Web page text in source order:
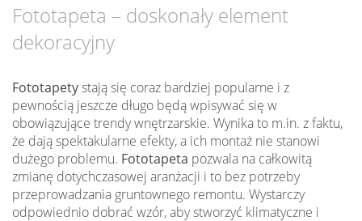
Fototapeta – doskonały element
dekoracyjny
Fototapetystają się coraz bardziej popularne i z
pewnością jeszcze długo będą wpisywać się w
obowiązujące trendy wnętrzarskie. Wynika to m.in. z faktu,
że dają spektakularne efekty, a ich montaż nie stanowi
dużego problemu. Fototapeta pozwala na całkowitą
zmianę dotychczasowej aranżacji i to bez potrzeby
przeprowadzania gruntownego remontu. Wystarczy
odpowiednio dobrać wzór, aby stworzyć klimatyczne i